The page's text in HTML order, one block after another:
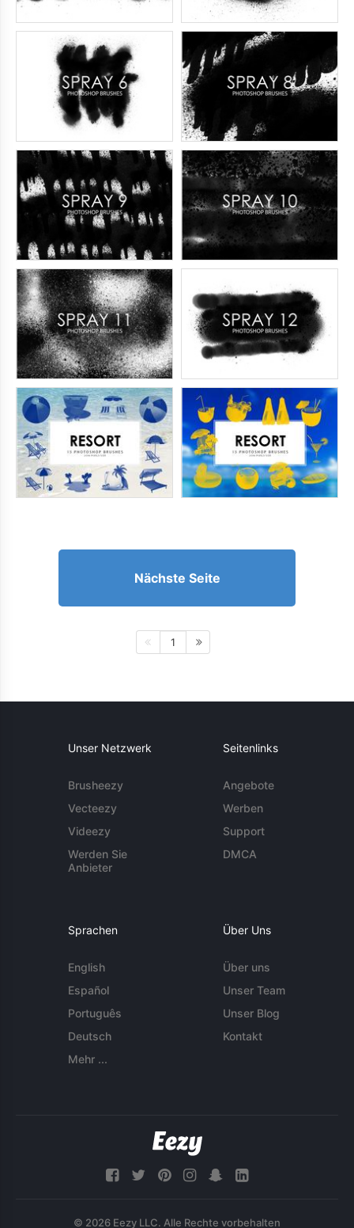
Nächste Seite
1
Unser Netzwerk
Brusheezy
Vecteezy
Videezy
Werden Sie
Anbieter
Seitenlinks
Angebote
Werben
Support
DMCA
Sprachen
English
Español
Português
Deutsch
Mehr ...
Über Uns
Über uns
Unser Team
Unser Blog
Kontakt
© 2026 Eezy LLC. Alle Rechte vorbehalten